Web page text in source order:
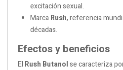
excitación sexual.
MarcaRush, referencia
décadas.
Efectos y beneficios
El Rush Butanolse caracteriza